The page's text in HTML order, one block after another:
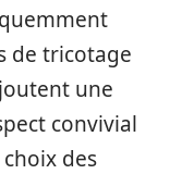
de tricotage
une
convivial
des